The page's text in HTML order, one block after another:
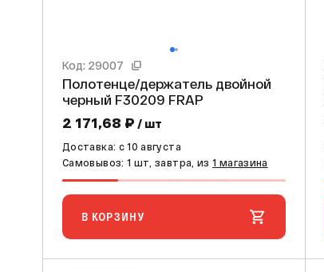
Код: 29007
Полотенце/держатель двойной
черный F30209 FRAP
2 171,68 ₽ / шт
Доставка: c 10 августа
Самовывоз: 1 шт, завтра, из1 магазина
В КОРЗИНУ